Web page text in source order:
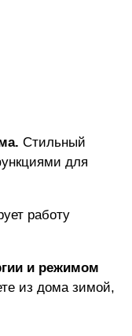
Стильный
для
работу
и режимом
из дома зимой,